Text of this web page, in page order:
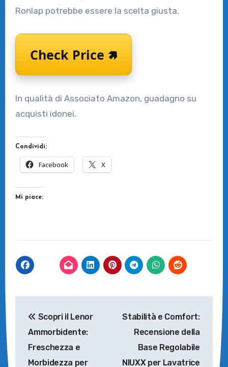
Ronlap potrebbe essere la scelta giusta.
Check Price 🢅
In qualità di Associato Amazon, guadagno su
acquisti idonei.
Condividi:
Facebook X
Mi piace:
articoli
Scopri il Lenor
Ammorbidente:
Freschezza e
Morbidezza per
Stabilità e Comfort:
Recensione della
Base Regolabile
NIUXX per Lavatrice